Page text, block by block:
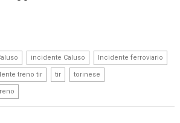
incidente Caluso Incidente ferroviario
treno tir tir torinese